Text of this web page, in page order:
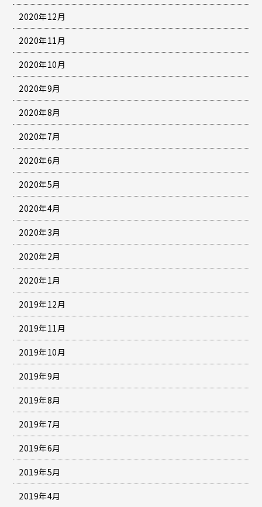
2020年12月
2020年11月
2020年10月
2020年9月
2020年8月
2020年7月
2020年6月
2020年5月
2020年4月
2020年3月
2020年2月
2020年1月
2019年12月
2019年11月
2019年10月
2019年9月
2019年8月
2019年7月
2019年6月
2019年5月
2019年4月